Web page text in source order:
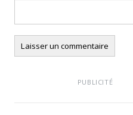
PUBLICITÉ